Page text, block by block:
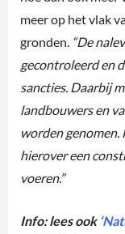
meer op het vlak
gronden. “De
gecontroleerd en
sancties. Daarbij
landbouwers en
worden
hierover een
voeren.”
Info: lees ook